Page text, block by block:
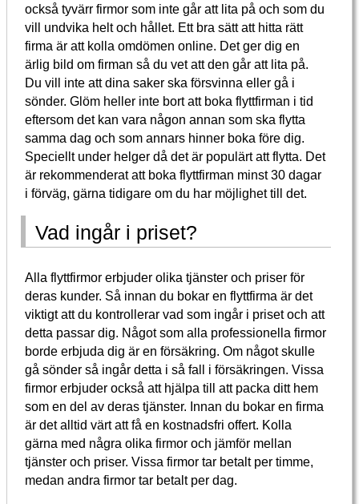
också tyvärr firmor som inte går att lita på och som du
vill undvika helt och hållet. Ett bra sätt att hitta rätt
firma är att kolla omdömen online. Det ger dig en
ärlig bild om firman så du vet att den går att lita på.
Du vill inte att dina saker ska försvinna eller gå i
sönder. Glöm heller inte bort att boka flyttfirman i tid
eftersom det kan vara någon annan som ska flytta
samma dag och som annars hinner boka före dig.
Speciellt under helger då det är populärt att flytta. Det
är rekommenderat att boka flyttfirman minst 30 dagar
i förväg, gärna tidigare om du har möjlighet till det.
Vad ingår i priset?
Alla flyttfirmor erbjuder olika tjänster och priser för
deras kunder. Så innan du bokar en flyttfirma är det
viktigt att du kontrollerar vad som ingår i priset och att
detta passar dig. Något som alla professionella firmor
borde erbjuda dig är en försäkring. Om något skulle
gå sönder så ingår detta i så fall i försäkringen. Vissa
firmor erbjuder också att hjälpa till att packa ditt hem
som en del av deras tjänster. Innan du bokar en firma
är det alltid värt att få en kostnadsfri offert. Kolla
gärna med några olika firmor och jämför mellan
tjänster och priser. Vissa firmor tar betalt per timme,
medan andra firmor tar betalt per dag.